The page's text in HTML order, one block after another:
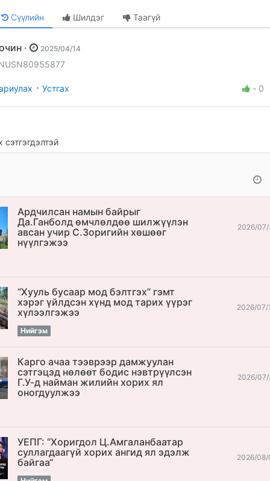
Сүүлийн Шилдэг Таагүй
Зочин · 2025/04/14
· Устгах - 0
Ардчилсан намын байрыг
Да.Ганболд өмчлөлдөө шилжүүлэн
авсан учир С.Зоригийн хөшөөг
нүүлгэжээ
2026/07/
“Хууль бусаар мод бэлтгэх” гэмт
хэрэг үйлдсэн хүнд мод тарих үүрэг
хүлээлгэжээ
Нийгэм
2026/07/
Карго ачаа тээврээр дамжуулан
сэтгэцэд нөлөөт бодис нэвтрүүлсэн
Г.У-д найман жилийн хорих ял
оногдуулжээ
2026/07/
УЕПГ: “Хоригдол Ц.Амгаланбаатар
cуллагдаагүй хорих ангид ял эдэлж
байгаа“
2026/08/